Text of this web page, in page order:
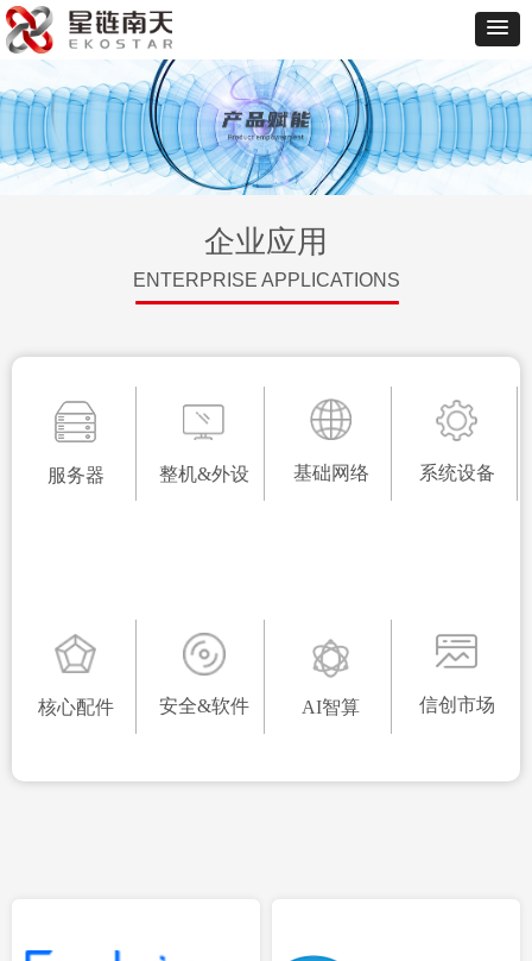
企业应用
ENTERPRISE APPLICATIONS
服务器
整机&外设
基础网络
系统设备
核心配件
安全&软件
信创市场
AI智算